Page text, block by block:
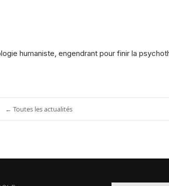
humaniste, engendrant pour finir la
← Toutes les actualités